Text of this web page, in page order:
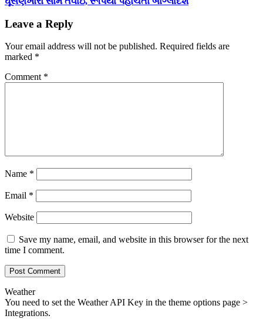
Leave a Reply
Your email address will not be published. Required fields are
marked *
Comment *
Name *
Email *
Website
Save my name, email, and website in this browser for the next
time I comment.
Weather
You need to set the Weather API Key in the theme options page >
Integrations.